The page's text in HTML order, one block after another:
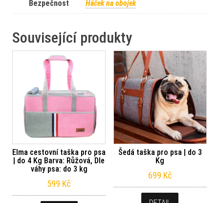
Údržba Omyvatelný
Související produkty
| do 4 Kg Barva: Růžová, Dle
váhy psa: do 3 kg
Šedá taška pro psa | do 3
Kg
699Kč